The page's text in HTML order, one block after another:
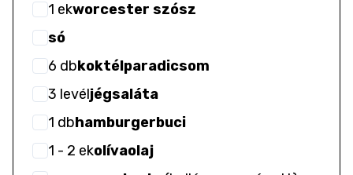
1 ekworcester szósz
só
6 dbkoktélparadicsom
3 levéljégsaláta
1 dbhamburgerbuci
1 - 2 ekolívaolaj